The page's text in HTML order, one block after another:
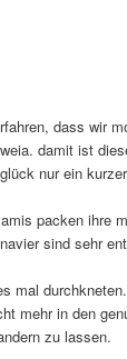
dass wir
damit ist
nur ein
packen ihre
sind sehr
mal
mehr in den
zu lassen.